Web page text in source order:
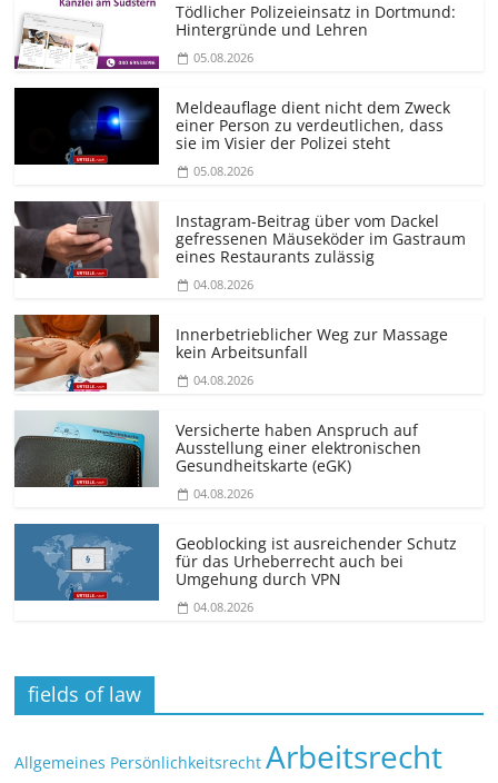
Tödlicher Polizeieinsatz in Dortmund:
Hintergründe und Lehren
05.08.2026
Meldeauflage dient nicht dem Zweck
einer Person zu verdeutlichen, dass
sie im Visier der Polizei steht
05.08.2026
Instagram-Beitrag über vom Dackel
gefressenen Mäuseköder im Gastraum
eines Restaurants zulässig
04.08.2026
Innerbetrieblicher Weg zur Massage
kein Arbeitsunfall
04.08.2026
Versicherte haben Anspruch auf
Ausstellung einer elektronischen
Gesundheitskarte (eGK)
04.08.2026
Geoblocking ist ausreichender Schutz
für das Urheberrecht auch bei
Umgehung durch VPN
04.08.2026
fields of law
Allgemeines Persönlichkeitsrecht Arbeitsrecht